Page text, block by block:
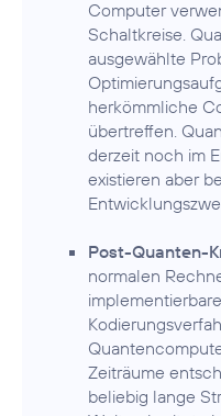
Computer
Schaltkreise.
ausgewählte
herkömmliche
übertreffen.
derzeit noch im
existieren aber
Post-Quanten-
normalen
Zeiträume
beliebig lange